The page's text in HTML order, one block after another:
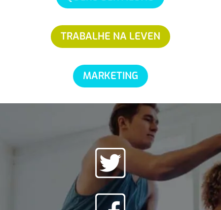
TRABALHE NA LEVEN
MARKETING